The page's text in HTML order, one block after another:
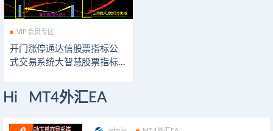
VIP会员专区
开门涨停通达信股票指标公
式交易系统大智慧股票指标
标公式飞狐股票指标公式模
板看盘辅助插件指示器软件
Hi MT4外汇EA